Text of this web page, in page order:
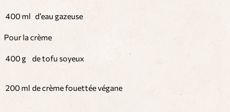
400 ml d’eau gazeuse
Pour la crème
400 g de tofu soyeux
200 ml de crème fouettée végane